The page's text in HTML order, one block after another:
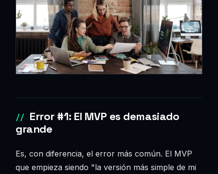
Error #1: El MVP es demasiado
grande
Es, con diferencia, el error más común. El MVP
que empieza siendo "la versión más simple de mi